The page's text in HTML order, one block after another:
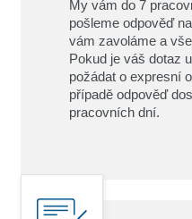
My vám do 7
pošleme odpověď
vám zavoláme a
Pokud je váš dotaz
požádat o expresní
případě odpověď
pracovních dní.